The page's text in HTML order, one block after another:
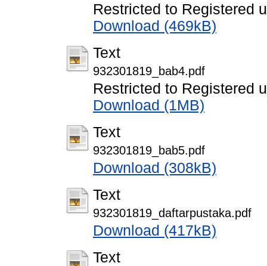
Restricted to Registered
Download (469kB)
Text
932301819_bab4.pdf
Restricted to Registered
Download (1MB)
Text
932301819_bab5.pdf
Download (308kB)
Text
932301819_daftarpustaka.pdf
Download (417kB)
Text